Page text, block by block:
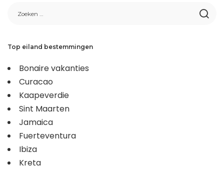
Top eiland bestemmingen
Bonaire vakanties
Curacao
Kaapeverdie
Sint Maarten
Jamaica
Fuerteventura
Ibiza
Kreta